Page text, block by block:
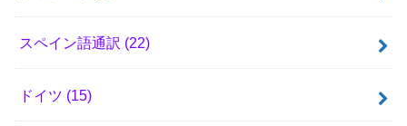
スペイン語通訳 (22)
ドイツ (15)